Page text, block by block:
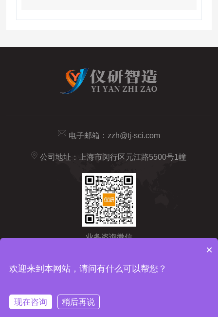
电子邮箱： zzh@tj-sci.com
公司地址：上海市闵行区元江路5500号1幢
业务咨询微信
Copyright © 2026 仪研智造（上海）药检仪器有限公司版权所有
×
欢迎来到本网站，请问有什么可以帮您？
现在咨询 稍后再说